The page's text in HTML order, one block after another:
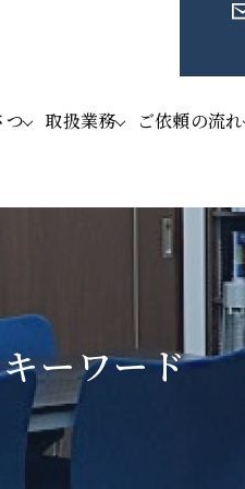
つ 取扱業務 ご依頼の流れ
ーワード